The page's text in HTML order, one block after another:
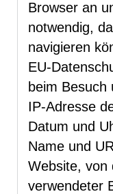
Browser an
notwendig,
navigieren
EU-
beim Besuch
IP-Adresse
Datum und
Name und
Website, von
verwendeter